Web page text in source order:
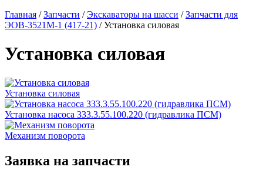
Главная /Запчасти /Экскаваторы на шасси /Запчасти для
ЭОВ-3521М-1 (417-21) /Установка силовая
Установка силовая
Установка силовая
Установка насоса 333.3.55.100.220 (гидравлика ПСМ)
Механизм поворота
Заявка на запчасти